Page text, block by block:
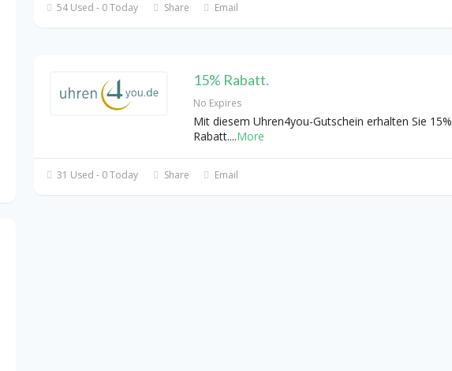
54 Used - 0 Today Share Email
15% Rabatt.
No Expires
Mit diesem Uhren4you-Gutschein erhalten Sie 15%
Rabatt....More
31 Used - 0 Today Share Email